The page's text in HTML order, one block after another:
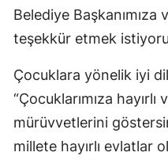
Belediye Başkanımıza
teşekkür etmek
Çocuklara yönelik iyi
“Çocuklarımıza
mürüvvetlerini
millete hayırlı evlatlar